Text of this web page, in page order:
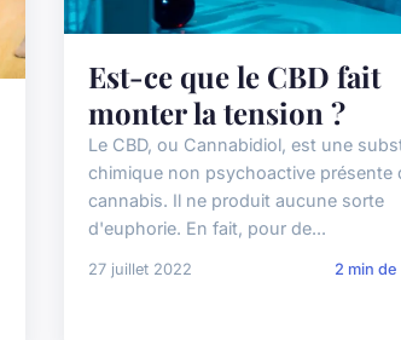
Est-ce que le CBD fait
monter la tension ?
Le CBD, ou Cannabidiol, est une
chimique non psychoactive présente
cannabis. Il ne produit aucune sorte
d'euphorie. En fait, pour de...
27 juillet 2022 2 min